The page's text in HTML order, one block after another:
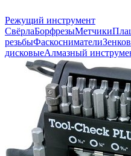
Режущий инструмент
СвёрлаБорфрезыМетчики
резьбыФаскосниматели
дисковыеАлмазный